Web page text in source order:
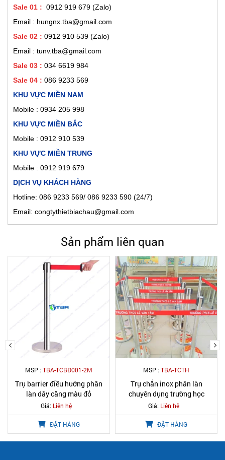
Sale 01 : 0912 919 679 (Zalo)
Email : hungnx.tba@gmail.com
Sale 02 : 0912 910 539 (Zalo)
Email : tunv.tba@gmail.com
Sale 03 : 034 6619 984
Sale 04 : 086 9233 569
KHU VỰC MIỀN NAM
Mobile : 0934 205 998
KHU VỰC MIỀN BẮC
Mobile : 0912 910 539
KHU VỰC MIỀN TRUNG
Mobile : 0912 919 679
DỊCH VỤ KHÁCH HÀNG
Hotline: 086 9233 569/ 086 9233 590 (24/7)
Email: congtythietbiachau@gmail.com
Sản phẩm liên quan
MSP :TBA-TCTH
Trụ chắn inox phân làn
chuyên dụng trường học
Giá: Liên hệ
ĐẶT HÀNG
MSP :TBA-TCBV
Trụ chắn inox cao cấp dây
căng trong bệnh viện
Giá: Liên hệ
ĐẶT HÀNG